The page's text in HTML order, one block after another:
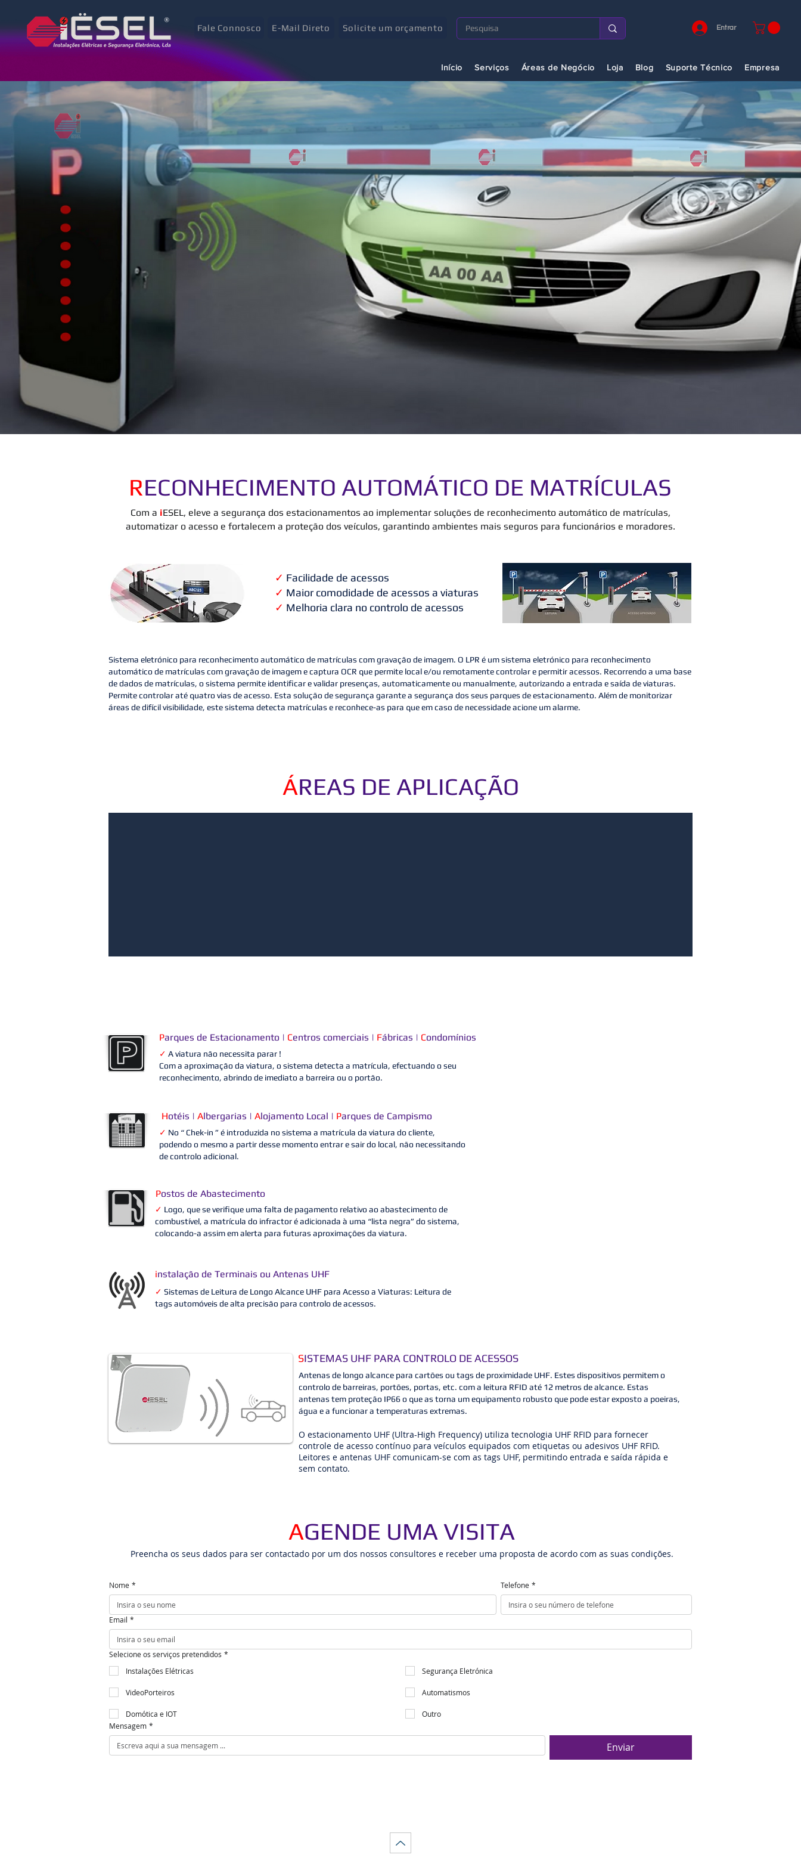
Fale Connosco E-Mail Direto Solicite um orçamento Entrar
Início Serviços Áreas de Negócio Loja Blog Suporte Técnico Empresa
RECONHECIMENTO AUTOMÁTICO DE MATRÍCULAS
Com a iESEL, eleve a segurança dos estacionamentos ao implementar soluções de reconhecimento automático de matrículas,
automatizar o acesso e fortalecem a proteção dos veículos, garantindo ambientes mais seguros para funcionários e moradores.
✓ Facilidade de acessos
✓ Maior comodidade de acessos a viaturas
✓ Melhoria clara no controlo de acessos
Sistema eletrónico para reconhecimento automático de matrículas com gravação de imagem. O LPR é um sistema eletrónico para reconhecimento
automático de matrículas com gravação de imagem e captura OCR que permite local e/ou remotamente controlar e permitir acessos. Recorrendo a uma base
de dados de matrículas, o sistema permite identificar e validar presenças, automaticamente ou manualmente, autorizando a entrada e saída de viaturas.
Permite controlar até quatro vias de acesso. Esta solução de segurança garante a segurança dos seus parques de estacionamento. Além de monitorizar
áreas de difícil visibilidade, este sistema detecta matrículas e reconhece-as para que em caso de necessidade acione um alarme.
ÁREAS DE APLICAÇÃO
Parques de Estacionamento | Centros comerciais | Fábricas | Condomínios
✓ A viatura não necessita parar !
Com a aproximação da viatura, o sistema detecta a matrícula, efectuando o seu
reconhecimento, abrindo de imediato a barreira ou o portão.
Hotéis | Albergarias | Alojamento Local | Parques de Campismo
✓ No “ Chek-in ” é introduzida no sistema a matrícula da viatura do cliente,
podendo o mesmo a partir desse momento entrar e sair do local, não necessitando
de controlo adicional.
Postos de Abastecimento
✓ Logo, que se verifique uma falta de pagamento relativo ao abastecimento de
combustível, a matrícula do infractor é adicionada à uma “lista negra” do sistema,
colocando-a assim em alerta para futuras aproximações da viatura.
instalação de Terminais ou Antenas UHF
✓ Sistemas de Leitura de Longo Alcance UHF para Acesso a Viaturas: Leitura de
tags automóveis de alta precisão para controlo de acessos.
SISTEMAS UHF PARA CONTROLO DE ACESSOS
Antenas de longo alcance para cartões ou tags de proximidade UHF. Estes dispositivos permitem o
controlo de barreiras, portões, portas, etc. com a leitura RFID até 12 metros de alcance. Estas
antenas tem proteção IP66 o que as torna um equipamento robusto que pode estar exposto a poeiras,
água e a funcionar a temperaturas extremas.
O estacionamento UHF (Ultra-High Frequency) utiliza tecnologia UHF RFID para fornecer
controle de acesso contínuo para veículos equipados com etiquetas ou adesivos UHF RFID.
Leitores e antenas UHF comunicam-se com as tags UHF, permitindo entrada e saída rápida e
sem contato.
AGENDE UMA VISITA
Preencha os seus dados para ser contactado por um dos nossos consultores e receber uma proposta de acordo com as suas condições.
Nome * Telefone *
Email *
Selecione os serviços pretendidos *
Instalações Elétricas
Segurança Eletrónica
VideoPorteiros Automatismos
Domótica e IOT
Outro
Mensagem *
Enviar